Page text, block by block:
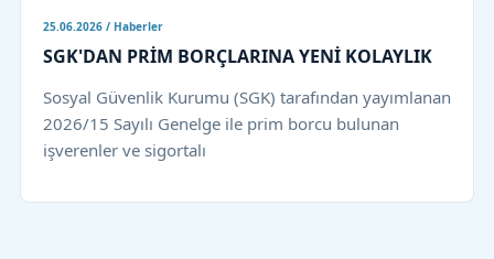
25.06.2026 / Haberler
SGK'DAN PRİM BORÇLARINA YENİ KOLAYLIK
Sosyal Güvenlik Kurumu (SGK) tarafından yayımlanan
2026/15 Sayılı Genelge ile prim borcu bulunan
işverenler ve sigortalı